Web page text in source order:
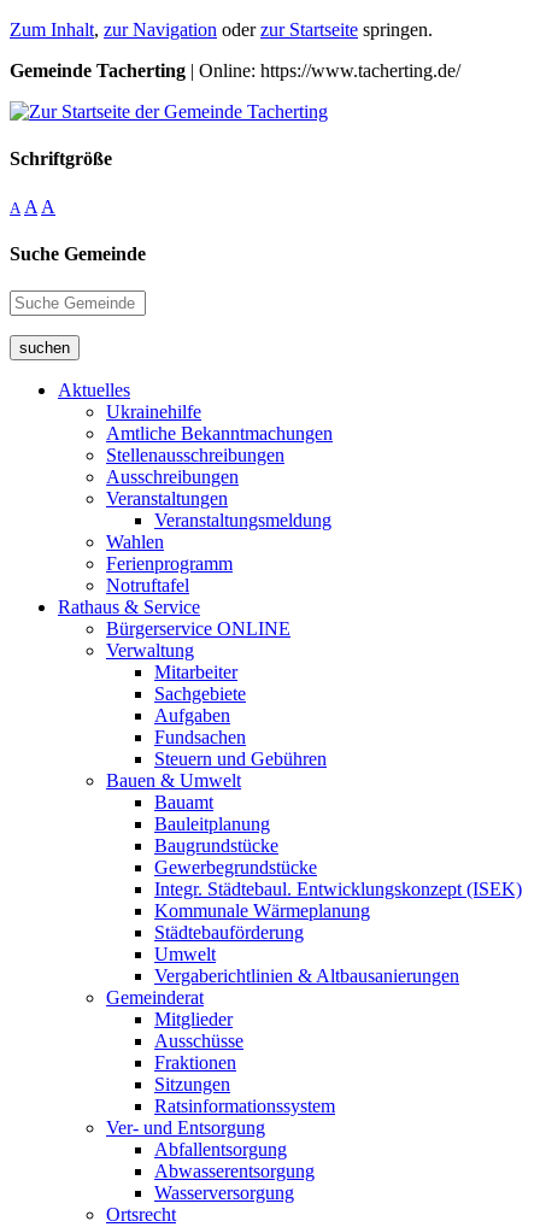
Zum Inhalt, zur Navigation oderzur Startseite springen.
Gemeinde Tacherting | Online: https://www.tacherting.de/
Schriftgröße
A A A
Suche Gemeinde
suchen
Aktuelles
Ukrainehilfe
Amtliche Bekanntmachungen
Stellenausschreibungen
Ausschreibungen
Veranstaltungen
Veranstaltungsmeldung
Wahlen
Ferienprogramm
Notruftafel
Rathaus & Service
Bürgerservice ONLINE
Verwaltung
Mitarbeiter
Sachgebiete
Aufgaben
Fundsachen
Steuern und Gebühren
Bauen & Umwelt
Bauamt
Bauleitplanung
Baugrundstücke
Gewerbegrundstücke
Integr. Städtebaul. Entwicklungskonzept (ISEK)
Kommunale Wärmeplanung
Städtebauförderung
Umwelt
Vergaberichtlinien & Altbausanierungen
Gemeinderat
Mitglieder
Ausschüsse
Fraktionen
Sitzungen
Ratsinformationssystem
Ver- und Entsorgung
Abfallentsorgung
Abwasserentsorgung
Wasserversorgung
Ortsrecht